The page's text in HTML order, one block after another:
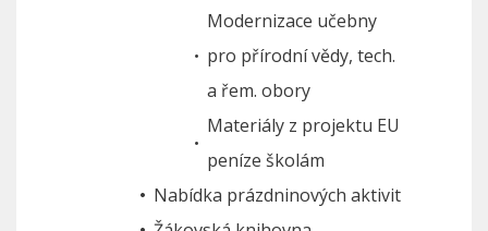
Modernizace učebny
pro přírodní vědy, tech.
a řem. obory
Materiály z projektu EU
peníze školám
Nabídka prázdninových aktivit